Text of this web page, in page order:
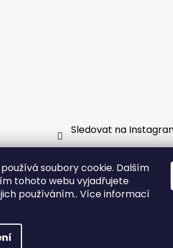
soubory cookie. Dalším
tohoto webu vyjadřujete
používáním.. Více informací
Sledovat na
skupina GDPR Jak fungují